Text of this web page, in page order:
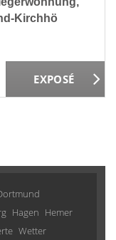
Kirchhö
Hagen Hemer
Wetter